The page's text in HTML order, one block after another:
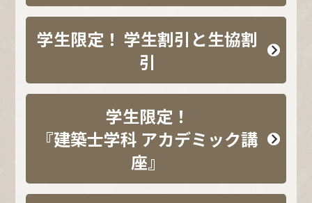
学生限定！ 学生割引と生協割
引
学生限定！
『建築士学科 アカデミック講
座』